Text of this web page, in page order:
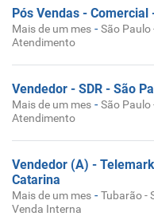
Pós Vendas - Comercial
Mais de um mes -São Paulo
Atendimento
Vendedor - SDR - São
Mais de um mes -São Paulo
Atendimento
Vendedor (A) -
Catarina
Mais de um mes -Tubarão -
Venda Interna